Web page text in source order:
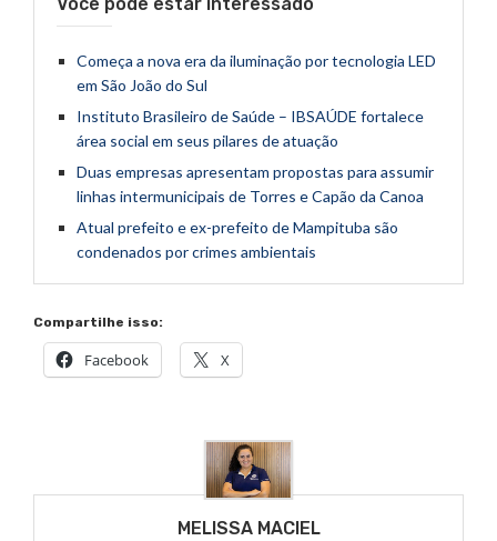
Começa a nova era da iluminação por tecnologia LED
em São João do Sul
Instituto Brasileiro de Saúde – IBSAÚDE fortalece
área social em seus pilares de atuação
Duas empresas apresentam propostas para assumir
linhas intermunicipais de Torres e Capão da Canoa
Atual prefeito e ex-prefeito de Mampituba são
condenados por crimes ambientais
Compartilhe isso:
Facebook X
MELISSA MACIEL